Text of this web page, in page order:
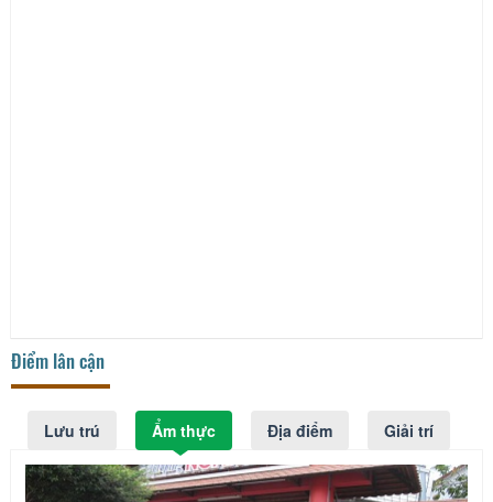
Điểm lân cận
Lưu trú Ẩm thực Địa điểm Giải trí